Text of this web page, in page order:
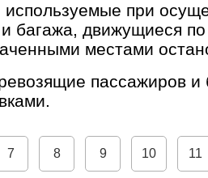
при
багажа, движущиеся по
местами
пассажиров и
7 8 9 10 11